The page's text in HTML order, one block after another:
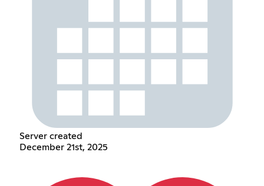
Server created
December 21st, 2025